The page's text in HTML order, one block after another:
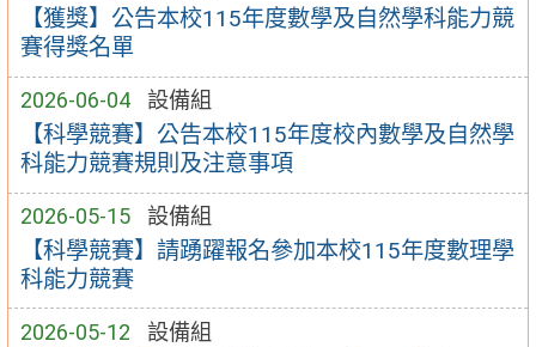
【獲獎】公告本校115年度數學及自然學科能力競
賽得獎名單
2026-06-04 設備組
【科學競賽】公告本校115年度校內數學及自然學
科能力競賽規則及注意事項
2026-05-15 設備組
【科學競賽】請踴躍報名參加本校115年度數理學
科能力競賽
2026-05-12 設備組